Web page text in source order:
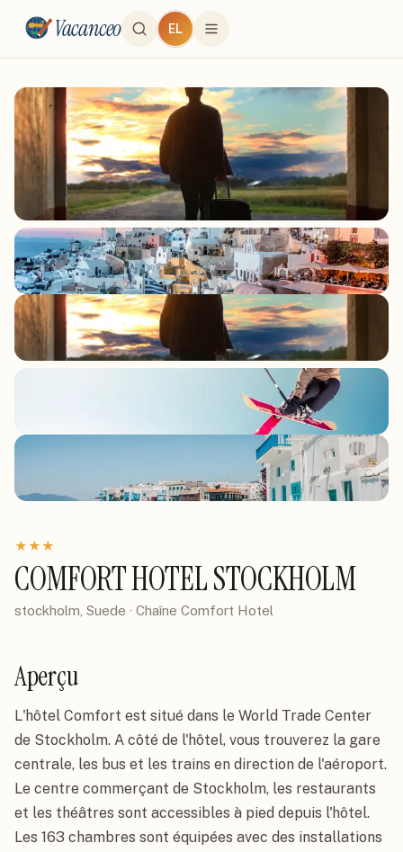
Vacanceo EL
★★★
COMFORT HOTEL STOCKHOLM
stockholm, Suede · Chaîne Comfort Hotel
Aperçu
L'hôtel Comfort est situé dans le World Trade Center
de Stockholm. A côté de l'hôtel, vous trouverez la gare
centrale, les bus et les trains en direction de l'aéroport.
Le centre commerçant de Stockholm, les restaurants
et les théâtres sont accessibles à pied depuis l'hôtel.
Les 163 chambres sont équipées avec des installations